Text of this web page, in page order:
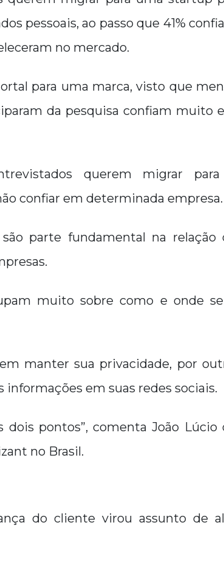
pessoais, ao passo que 41%
no mercado.
para uma marca, visto que
da pesquisa confiam muito
querem migrar
confiar em determinada empresa.
parte fundamental na relação
muito sobre como e onde
manter sua privacidade, por
em suas redes sociais.
pontos”, comenta João Lúcio
no Brasil.
do cliente virou assunto de